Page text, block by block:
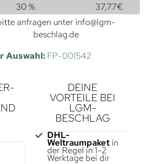
30 % 37,77€
anfragen unter info@lgm-
beschlag.de
Auswahl: FP-001542
DEINE
VORTEILE BEI
LGM-
BESCHLAG
DHL-
Weltraumpaketin
der Regel in 1–2
Werktage bei dir